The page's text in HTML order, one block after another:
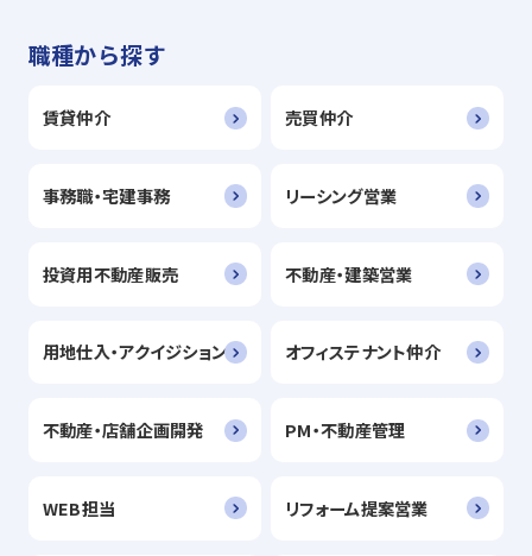
職種から探す
賃貸仲介 売買仲介
事務職・宅建事務 リーシング営業
投資用不動産販売 不動産・建築営業
用地仕入・アクイジション オフィステナント仲介
不動産・店舗企画開発 PM・不動産管理
WEB担当 リフォーム提案営業